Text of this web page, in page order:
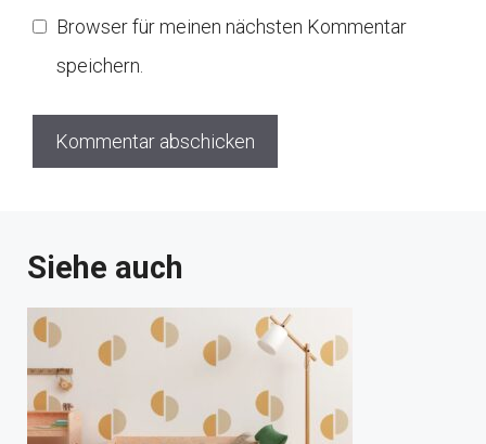
Browser für meinen nächsten Kommentar
speichern.
Siehe auch